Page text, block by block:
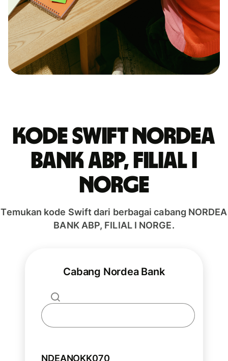
Kode Swift NORDEA
BANK ABP, FILIAL I
NORGE
Temukan kode Swift dari berbagai cabang NORDEA
BANK ABP, FILIAL I NORGE.
Cabang Nordea Bank
NDEANOKK070